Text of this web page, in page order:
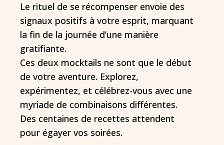
Le rituel de se récompenser envoie des
signaux positifs à votre esprit, marquant
la fin de la journée d’une manière
gratifiante.
Ces deux mocktails ne sont que le début
de votre aventure. Explorez,
expérimentez, et célébrez-vous avec une
myriade de combinaisons différentes.
Des centaines de recettes attendent
pour égayer vos soirées.